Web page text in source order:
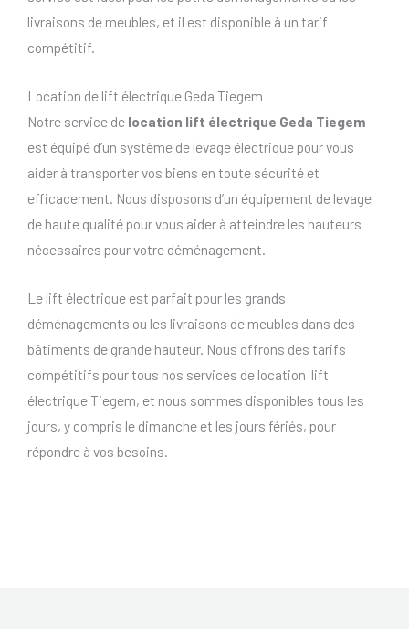
livraisons de meubles, et il est disponible à un tarif
compétitif.
Location de lift électrique Geda Tiegem
Notre service de location lift électrique Geda Tiegem
est équipé d’un système de levage électrique pour vous
aider à transporter vos biens en toute sécurité et
efficacement. Nous disposons d’un équipement de levage
de haute qualité pour vous aider à atteindre les hauteurs
nécessaires pour votre déménagement.
Le lift électrique est parfait pour les grands
déménagements ou les livraisons de meubles dans des
bâtiments de grande hauteur. Nous offrons des tarifs
compétitifs pour tous nos services de location lift
électrique Tiegem, et nous sommes disponibles tous les
jours, y compris le dimanche et les jours fériés, pour
répondre à vos besoins.